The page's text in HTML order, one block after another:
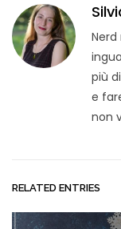
più
e
non
RELATED ENTRIES